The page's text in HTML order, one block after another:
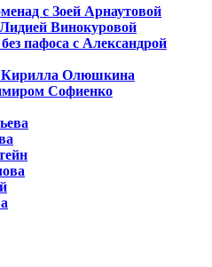
с Зоей Арнаутовой
Винокуровой
пафоса с Александрой
Кирилла Олюшкина
Софиенко